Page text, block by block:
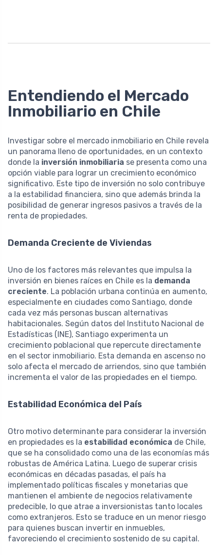
Entendiendo el Mercado
Inmobiliario en Chile
Investigar sobre el mercado inmobiliario en Chile revela
un panorama lleno de oportunidades, en un contexto
donde la inversión inmobiliaria se presenta como una
opción viable para lograr un crecimiento económico
significativo. Este tipo de inversión no solo contribuye
a la estabilidad financiera, sino que además brinda la
posibilidad de generar ingresos pasivos a través de la
renta de propiedades.
Demanda Creciente de Viviendas
Uno de los factores más relevantes que impulsa la
inversión en bienes raíces en Chile es la demanda
creciente. La población urbana continúa en aumento,
especialmente en ciudades como Santiago, donde
cada vez más personas buscan alternativas
habitacionales. Según datos del Instituto Nacional de
Estadísticas (INE), Santiago experimenta un
crecimiento poblacional que repercute directamente
en el sector inmobiliario. Esta demanda en ascenso no
solo afecta el mercado de arriendos, sino que también
incrementa el valor de las propiedades en el tiempo.
Estabilidad Económica del País
Otro motivo determinante para considerar la inversión
en propiedades es la estabilidad económica de Chile,
que se ha consolidado como una de las economías más
robustas de América Latina. Luego de superar crisis
económicas en décadas pasadas, el país ha
implementado políticas fiscales y monetarias que
mantienen el ambiente de negocios relativamente
predecible, lo que atrae a inversionistas tanto locales
como extranjeros. Esto se traduce en un menor riesgo
para quienes buscan invertir en inmuebles,
favoreciendo el crecimiento sostenido de su capital.